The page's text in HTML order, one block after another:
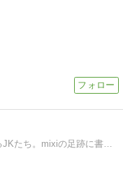
女子高生プリクラ画像。プリクラを撮るJKたち。mixiの足跡に書き込みしてくれませんか？